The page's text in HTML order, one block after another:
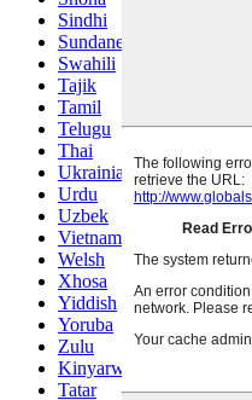
Sindhi
Sundanese
Swahili
Tajik
Tamil
Telugu
Thai
Ukrainian
Urdu
Uzbek
Vietnamese
Welsh
Xhosa
Yiddish
Yoruba
Zulu
Kinyarwanda
Tatar